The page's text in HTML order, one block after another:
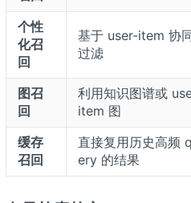
个性
化召
回
基于 user-item 协
过滤
图召
回
利用知识图谱或
item 图
缓存
召回
直接复用历史高频
ery 的结果